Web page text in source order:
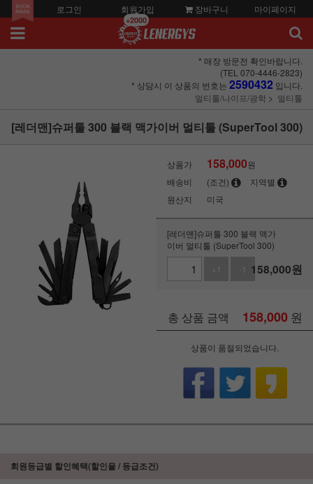
로그인 회원가입
+2000
장바구니 마이페이지
* 매장 방문전 확인바랍니다.
(TEL 070-4446-2823)
* 상담시 이 상품의 번호는 2590432 입니다.
멀티툴/나이프/광학
멀티툴
[레더맨]슈퍼툴 300 블랙 맥가이버 멀티툴 (SuperTool 300)
상품가 158,000원
배송비
(조건)
지역별
원산지
미국
[레더맨]슈퍼툴 300 블랙 맥가
이버 멀티툴 (SuperTool 300)
+1
-1 158,000원
총 상품 금액 158,000 원
상품이 품절되었습니다.
회원등급별 할인혜택(할인율 / 등급조건)